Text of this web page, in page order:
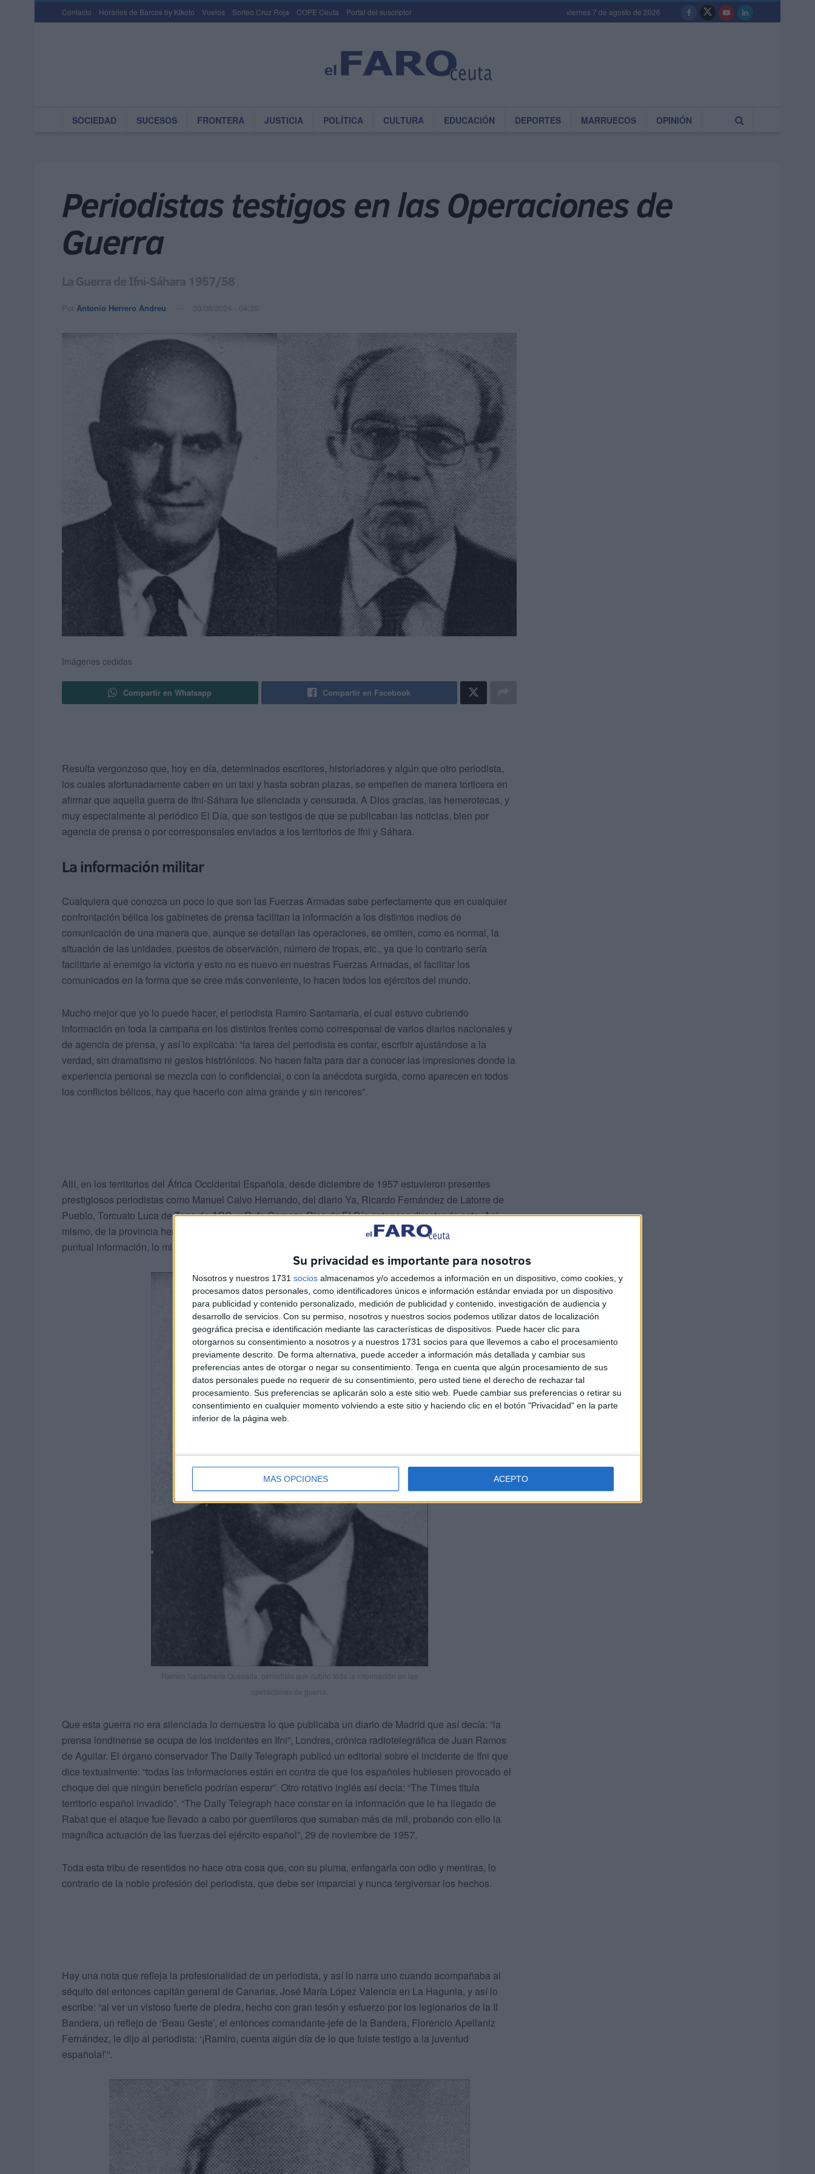
Su privacidad es importante para nosotros
Nosotros y nuestros 1731 socios almacenamos y/o accedemos a información en un dispositivo, como cookies, y
procesamos datos personales, como identificadores únicos e información estándar enviada por un dispositivo
para publicidad y contenido personalizado, medición de publicidad y contenido, investigación de audiencia y
desarrollo de servicios. Con su permiso, nosotros y nuestros socios podemos utilizar datos de localización
geográfica precisa e identificación mediante las características de dispositivos. Puede hacer clic para
otorgarnos su consentimiento a nosotros y a nuestros 1731 socios para que llevemos a cabo el procesamiento
previamente descrito. De forma alternativa, puede acceder a información más detallada y cambiar sus
preferencias antes de otorgar o negar su consentimiento. Tenga en cuenta que algún procesamiento de sus
datos personales puede no requerir de su consentimiento, pero usted tiene el derecho de rechazar tal
procesamiento. Sus preferencias se aplicarán solo a este sitio web. Puede cambiar sus preferencias o retirar su
consentimiento en cualquier momento volviendo a este sitio y haciendo clic en el botón "Privacidad" en la parte
inferior de la página web.
MÁS OPCIONES ACEPTO
Contacto Horarios de Barcos by Kikoto Vuelos Sorteo Cruz Roja COPE Ceuta Portal del suscriptor viernes 7 de agosto de 2026
SOCIEDAD SUCESOS FRONTERA JUSTICIA POLÍTICA CULTURA EDUCACIÓN DEPORTES MARRUECOS OPINIÓN
Periodistas testigos en las Operaciones de
Guerra
La Guerra de Ifni-Sáhara 1957/58
Por Antonio Herrero Andreu 30/08/2024 - 04:20
Imágenes cedidas
Compartir en Whatsapp Compartir en Facebook
Resulta vergonzoso que, hoy en día, determinados escritores, historiadores y algún que otro periodista,
los cuales afortunadamente caben en un taxi y hasta sobran plazas, se empeñen de manera torticera en
afirmar que aquella guerra de Ifni-Sáhara fue silenciada y censurada. A Dios gracias, las hemerotecas, y
muy especialmente al periódico El Día, que son testigos de que se publicaban las noticias, bien por
agencia de prensa o por corresponsales enviados a los territorios de Ifni y Sáhara.
La información militar
Cualquiera que conozca un poco lo que son las Fuerzas Armadas sabe perfectamente que en cualquier
confrontación bélica los gabinetes de prensa facilitan la información a los distintos medios de
comunicación de una manera que, aunque se detallan las operaciones, se omiten, como es normal, la
situación de las unidades, puestos de observación, número de tropas, etc., ya que lo contrario sería
facilitarle al enemigo la victoria y esto no es nuevo en nuestras Fuerzas Armadas, el facilitar los
comunicados en la forma que se cree más conveniente, lo hacen todos los ejércitos del mundo.
Mucho mejor que yo lo puede hacer, el periodista Ramiro Santamaría, el cual estuvo cubriendo
información en toda la campaña en los distintos frentes como corresponsal de varios diarios nacionales y
de agencia de prensa, y así lo explicaba: “la tarea del periodista es contar, escribir ajustándose a la
verdad, sin dramatismo ni gestos histriónicos. No hacen falta para dar a conocer las impresiones donde la
experiencia personal se mezcla con lo confidencial, o con la anécdota surgida, como aparecen en todos
los conflictos bélicos, hay que hacerlo con alma grande y sin rencores”.
Allí, en los territorios del África Occidental Española, desde diciembre de 1957 estuvieron presentes
prestigiosos periodistas como Manuel Calvo Hernando, del diario Ya, Ricardo Fernández de Latorre de
Pueblo, Torcuato Luca de Tena de ABC, y Rufo Gamazo Rico de El Día entonces director de este. Así
mismo, de la provincia hermana también estaban otros periodistas de Diario de Las Palmas, ofreciendo
puntual información, lo mismo de Sidi Ifni que de los territorios del Sáhara.
Ramiro Santamaría Quesada, periodista que cubrió toda la información en las
operaciones de guerra.
Que esta guerra no era silenciada lo demuestra lo que publicaba un diario de Madrid que así decía: “la
prensa londinense se ocupa de los incidentes en Ifni”, Londres, crónica radiotelegráfica de Juan Ramos
de Aguilar. El órgano conservador The Daily Telegraph publicó un editorial sobre el incidente de Ifni que
dice textualmente: “todas las informaciones están en contra de que los españoles hubiesen provocado el
choque del que ningún beneficio podrían esperar”. Otro rotativo inglés así decía: “The Times titula
territorio español invadido”. “The Daily Telegraph hace constar en la información que le ha llegado de
Rabat que el ataque fue llevado a cabo por guerrilleros que sumaban más de mil, probando con ello la
magnífica actuación de las fuerzas del ejército español”, 29 de noviembre de 1957.
Toda esta tribu de resentidos no hace otra cosa que, con su pluma, enfangarla con odio y mentiras, lo
contrario de la noble profesión del periodista, que debe ser imparcial y nunca tergiversar los hechos.
Hay una nota que refleja la profesionalidad de un periodista, y así lo narra uno cuando acompañaba al
séquito del entonces capitán general de Canarias, José María López Valencia en La Hagunia, y así lo
escribe: “al ver un vistoso fuerte de piedra, hecho con gran tesón y esfuerzo por los legionarios de la II
Bandera, un reflejo de ‘Beau Geste’, el entonces comandante-jefe de la Bandera, Florencio Apellaniz
Fernández, le dijo al periodista: ‘¡Ramiro, cuenta algún día de lo que fuiste testigo a la juventud
española!’”.